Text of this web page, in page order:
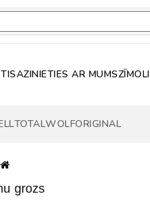
SAZINIETIES AR MUMSZĪMOLI
TOTALWOLFORIGINAL
grozs